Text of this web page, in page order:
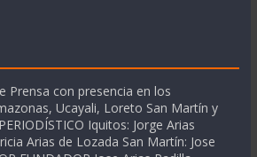
Prensa con presencia en los
Ucayali, Loreto San Martín y
Iquitos: Jorge Arias
Arias de Lozada San Martín: Jose